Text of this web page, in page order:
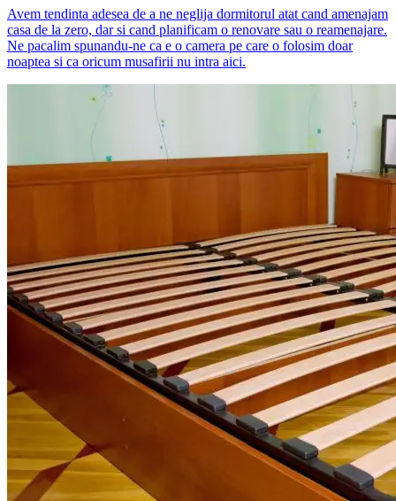
Avem tendinta adesea de a ne neglija dormitorul atat cand amenajam
casa de la zero, dar si cand planificam o renovare sau o reamenajare.
Ne pacalim spunandu-ne ca e o camera pe care o folosim doar
noaptea si ca oricum musafirii nu intra aici.